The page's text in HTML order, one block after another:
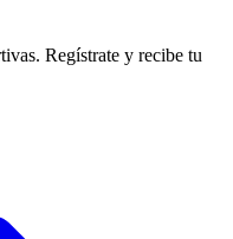
Regístrate y recibe tu